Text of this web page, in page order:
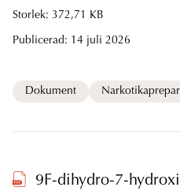
Storlek: 372,71 KB
Publicerad: 14 juli 2026
Dokument
9F-dihydro-7-